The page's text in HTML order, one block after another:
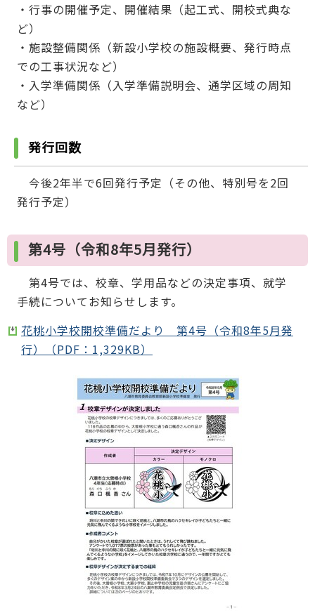
・行事の開催予定、開催結果（起工式、開校式典な
ど）
・施設整備関係（新設小学校の施設概要、発行時点
での工事状況など）
・入学準備関係（入学準備説明会、通学区域の周知
など）
発行回数
今後2年半で6回発行予定（その他、特別号を2回
発行予定）
第4号（令和8年5月発行）
第4号では、校章、学用品などの決定事項、就学
手続についてお知らせします。
花桃小学校開校準備だより 第4号（令和8年5月発
行）（PDF：1,329KB）